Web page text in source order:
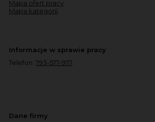
Mapa ofert pracy
Mapa kategorii
Informacje w sprawie pracy
Telefon: 793-577-977
Dane firmy